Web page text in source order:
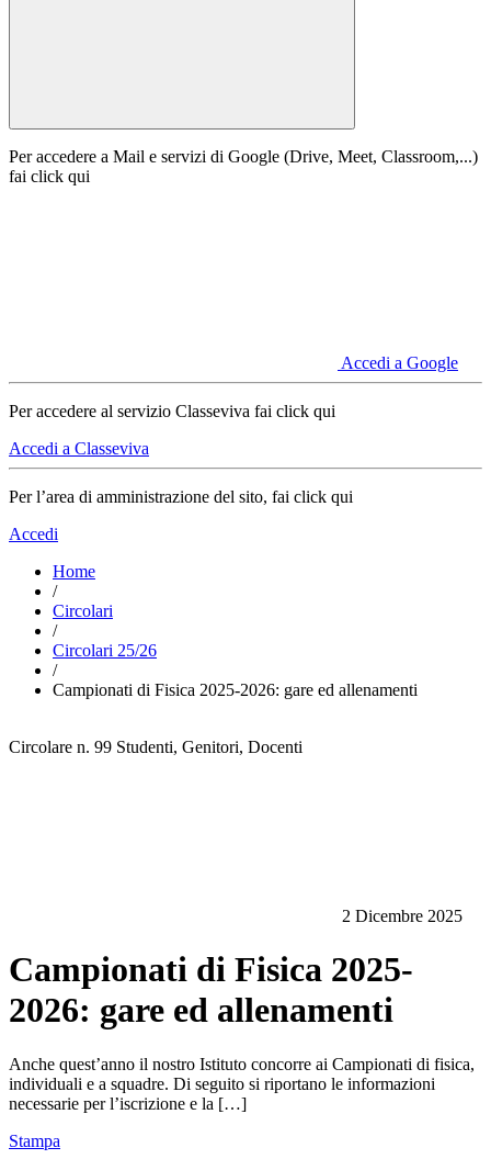
Per accedere a Mail e servizi di Google (Drive, Meet, Classroom,...)
fai click qui
Accedi a Google
Per accedere al servizio Classeviva fai click qui
Accedi a Classeviva
Per l’area di amministrazione del sito, fai click qui
Accedi
Home
/
Circolari
/
Circolari 25/26
/
Campionati di Fisica 2025-2026: gare ed allenamenti
Circolare n. 99 Studenti, Genitori, Docenti
2 Dicembre 2025
Campionati di Fisica 2025-
2026: gare ed allenamenti
Anche quest’anno il nostro Istituto concorre ai Campionati di fisica,
individuali e a squadre. Di seguito si riportano le informazioni
necessarie per l’iscrizione e la […]
Stampa